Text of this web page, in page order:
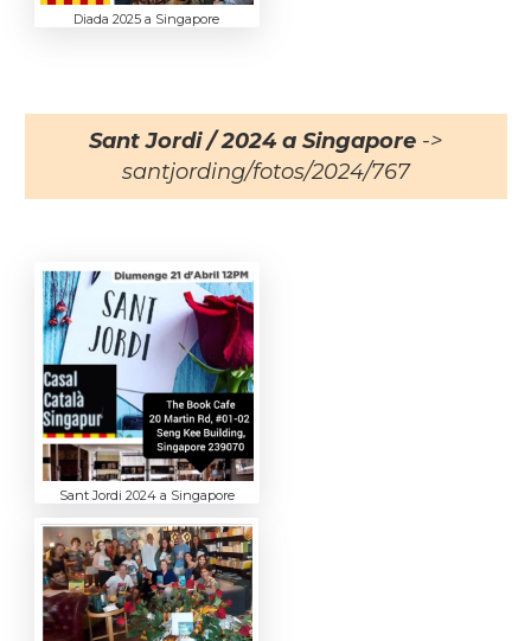
Diada 2025 a Singapore
Sant Jordi / 2024 a Singapore ->
santjording/fotos/2024/767
Sant Jordi 2024 a Singapore